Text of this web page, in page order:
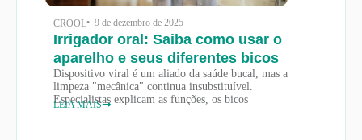
CROOL• 9 de dezembro de 2025
Irrigador oral: Saiba como usar o
aparelho e seus diferentes bicos
Dispositivo viral é um aliado da saúde bucal, mas a
limpeza "mecânica" continua insubstituível.
Especialistas explicam as funções, os bicos
LEIA MAIS